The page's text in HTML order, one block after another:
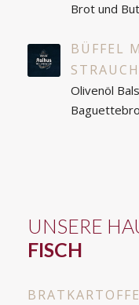
Brot und
BÜFFEL
Olivenöl
UNSERE
FISCH